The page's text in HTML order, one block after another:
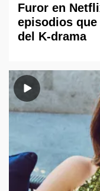
Furor en
episodios
del K-drama